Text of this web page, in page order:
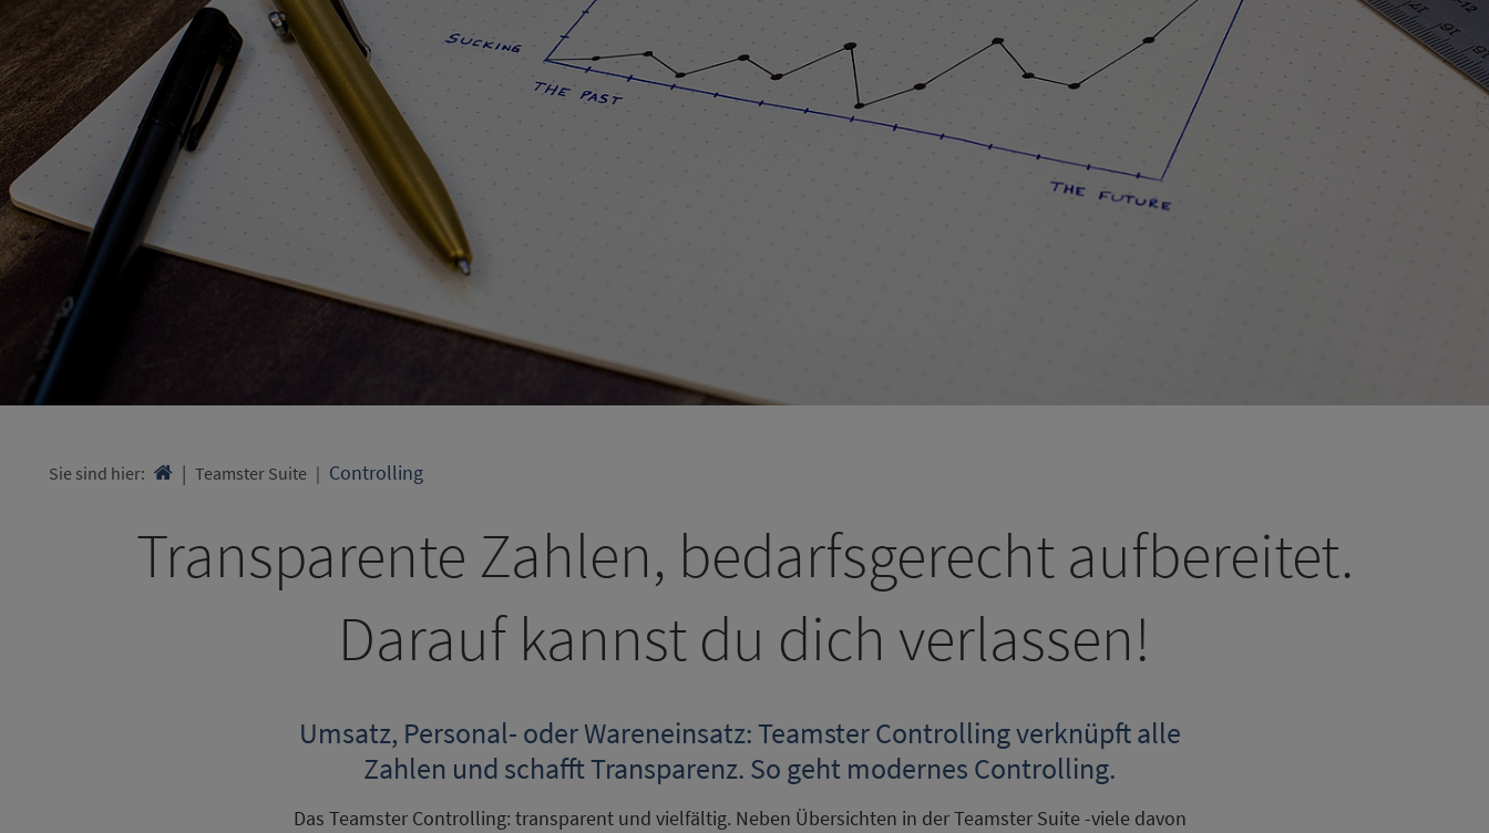
Sie sind hier:  Teamster Suite Controlling
Transparente Zahlen, bedarfsgerecht aufbereitet.
Darauf kannst du dich verlassen!
Umsatz, Personal- oder Wareneinsatz: Teamster Controlling verknüpft alle
Zahlen und schafft Transparenz. So geht modernes Controlling.
Das Teamster Controlling: transparent und vielfältig. Neben Übersichten in der Teamster Suite -viele davon